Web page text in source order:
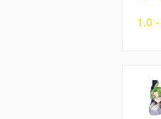
1.0